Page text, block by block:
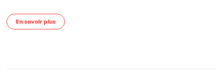
En savoir plus